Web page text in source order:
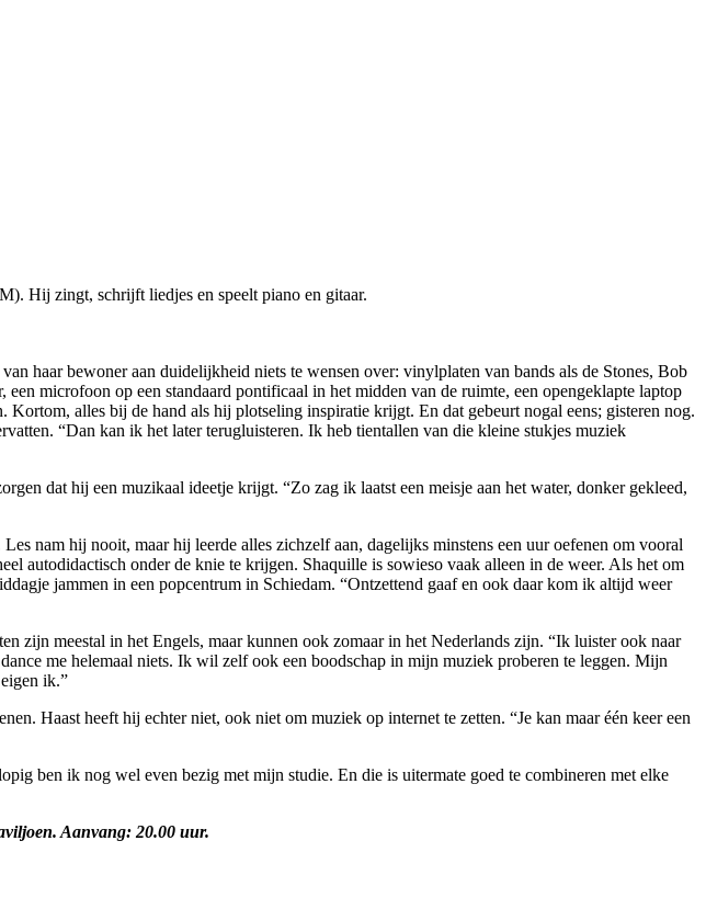
Hij zingt, schrijft liedjes en speelt piano en gitaar.
haar bewoner aan duidelijkheid niets te wensen over: vinylplaten van bands als de Stones, Bob
microfoon op een standaard pontificaal in het midden van de ruimte, een opengeklapte laptop
Kortom, alles bij de hand als hij plotseling inspiratie krijgt. En dat gebeurt nogal eens; gisteren nog.
“Dan kan ik het later terugluisteren. Ik heb tientallen van die kleine stukjes muziek
dat hij een muzikaal ideetje krijgt. “Zo zag ik laatst een meisje aan het water, donker gekleed,
nam hij nooit, maar hij leerde alles zichzelf aan, dagelijks minstens een uur oefenen om vooral
autodidactisch onder de knie te krijgen. Shaquille is sowieso vaak alleen in de weer. Als het om
jammen in een popcentrum in Schiedam. “Ontzettend gaaf en ook daar kom ik altijd weer
zijn meestal in het Engels, maar kunnen ook zomaar in het Nederlands zijn. “Ik luister ook naar
me helemaal niets. Ik wil zelf ook een boodschap in mijn muziek proberen te leggen. Mijn
ik.”
Haast heeft hij echter niet, ook niet om muziek op internet te zetten. “Je kan maar één keer een
ben ik nog wel even bezig met mijn studie. En die is uitermate goed te combineren met elke
Aanvang: 20.00 uur.